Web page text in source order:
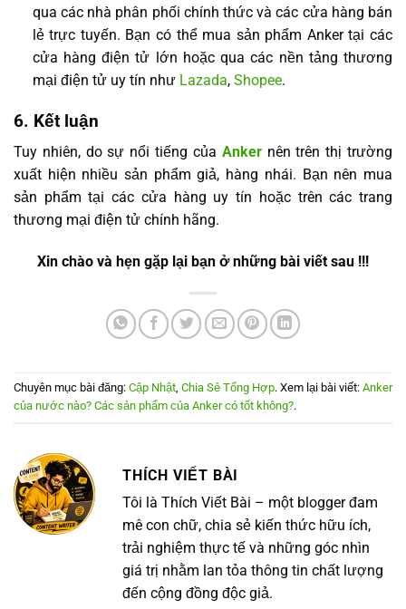
qua các nhà phân phối chính thức và các cửa hàng bán
lẻ trực tuyến. Bạn có thể mua sản phẩm Anker tại các
cửa hàng điện tử lớn hoặc qua các nền tảng thương
mại điện tử uy tín như Lazada, Shopee.
6. Kết luận
Tuy nhiên, do sự nổi tiếng của Ankernên trên thị trường
xuất hiện nhiều sản phẩm giả, hàng nhái. Bạn nên mua
sản phẩm tại các cửa hàng uy tín hoặc trên các trang
thương mại điện tử chính hãng.
Xin chào và hẹn gặp lại bạn ở những bài viết sau !!!
Chuyên mục bài đăng: Cập Nhật, Chia Sẻ Tổng Hợp. Xem lại bài viết: Anker
của nước nào? Các sản phẩm của Anker có tốt không?.
THÍCH VIẾT BÀI
Tôi là Thích Viết Bài – một blogger đam
mê con chữ, chia sẻ kiến thức hữu ích,
trải nghiệm thực tế và những góc nhìn
giá trị nhằm lan tỏa thông tin chất lượng
đến cộng đồng độc giả.